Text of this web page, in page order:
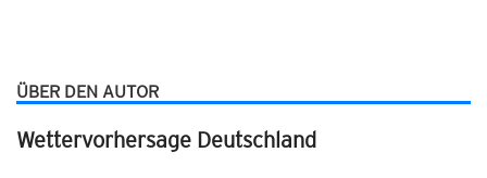
ÜBER DEN AUTOR
Wettervorhersage Deutschland